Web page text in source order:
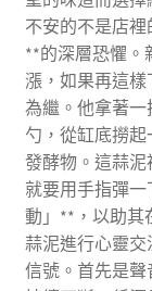
不安的不是店裡
**的深層恐懼。
漲，如果再這
為繼。他拿著
勺，從缸底撈
發酵物。這蒜
就要用手指彈
動」**，以助其
蒜泥進行心靈
信號。首先是